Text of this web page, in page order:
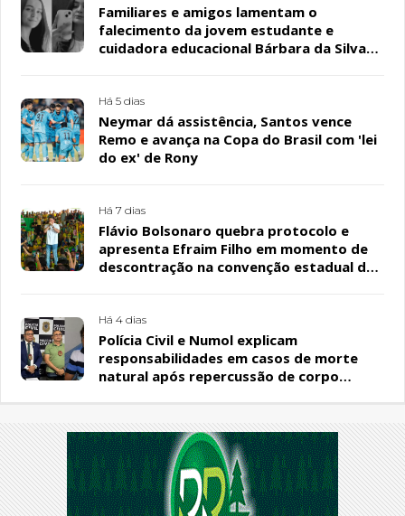
Familiares e amigos lamentam o
falecimento da jovem estudante e
cuidadora educacional Bárbara da Silva
Há 5 dias
Neymar dá assistência, Santos vence
Remo e avança na Copa do Brasil com 'lei
do ex' de Rony
Há 7 dias
Flávio Bolsonaro quebra protocolo e
apresenta Efraim Filho em momento de
descontração na convenção estadual do
Há 4 dias
Polícia Civil e Numol explicam
responsabilidades em casos de morte
natural após repercussão de corpo